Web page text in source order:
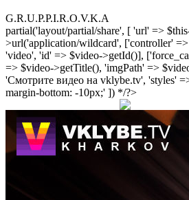
G.R.U.P.P.I.R.O.V.K.A
partial('layout/partial/share', [ 'url' =>
>url('application/wildcard', ['controller'
'video', 'id' => $video->getId()],
=> $video->getTitle(), 'imgPath' =>
'Смотрите видео на vklybe.tv', 'styles'
margin-bottom: -10px;' ]) */?>